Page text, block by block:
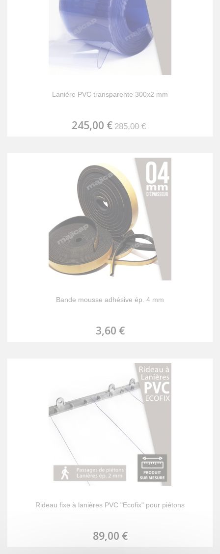
Lanière PVC transparente 300x2 mm
245,00 € 285,00 €
Bande mousse adhésive ép. 4 mm
3,60 €
Rideau fixe à lanières PVC "Ecofix" pour piétons
89,00 €